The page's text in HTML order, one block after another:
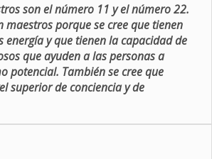
son el número 11 y el número 22.
maestros porque se cree que tienen
energía y que tienen la capacidad de
que ayuden a las personas a
potencial. También se cree que
superior de conciencia y de